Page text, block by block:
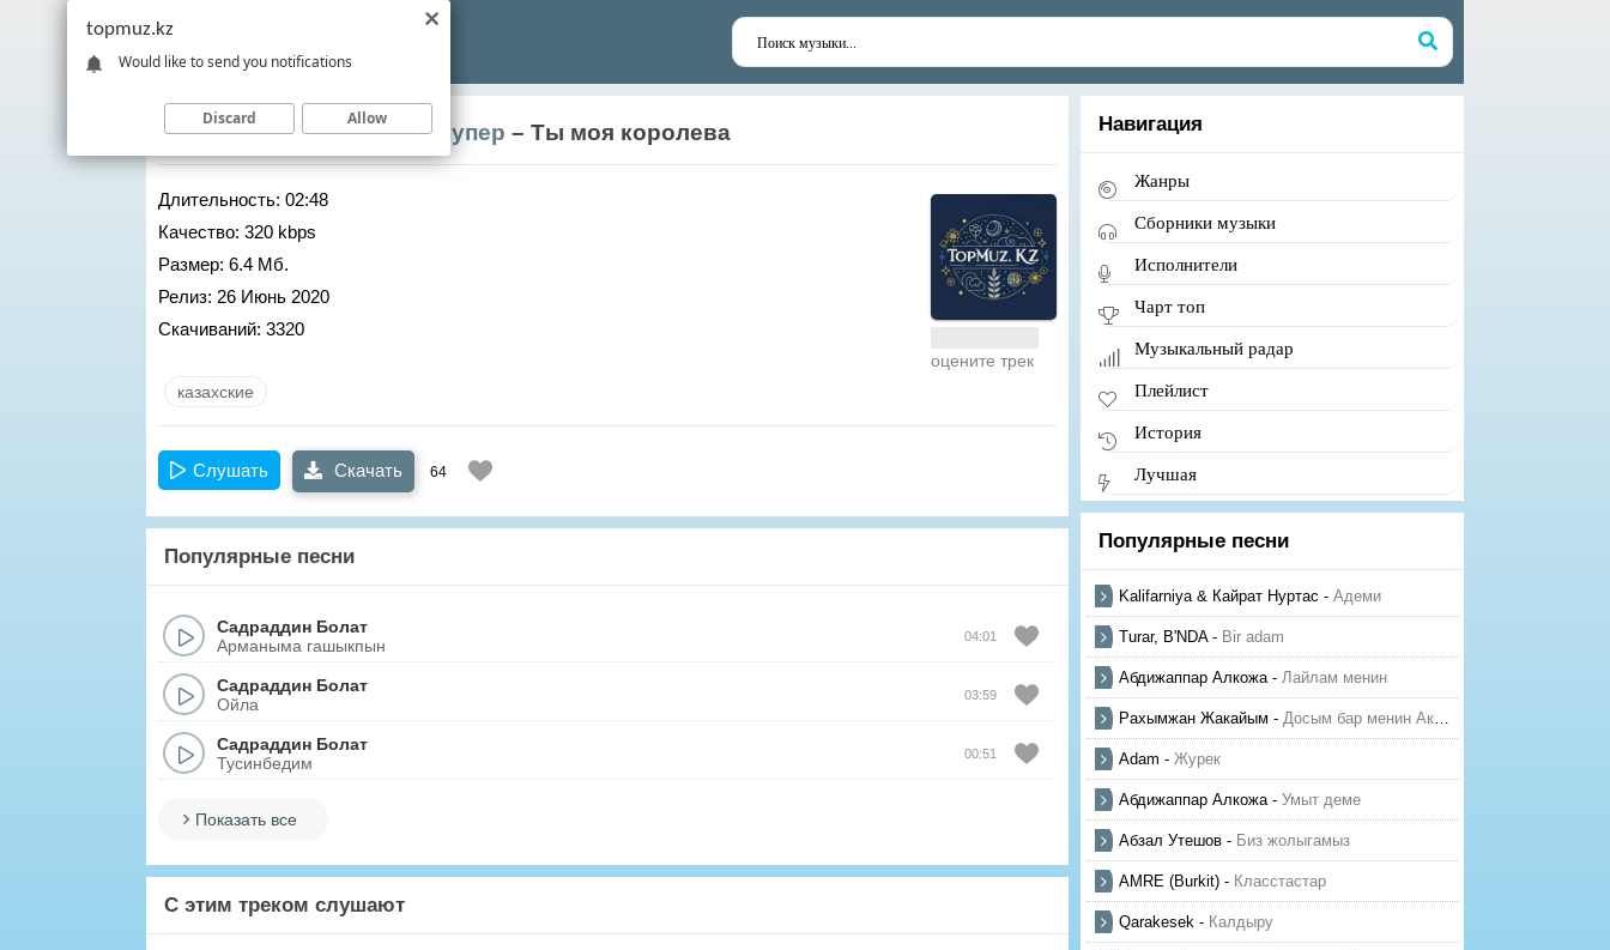
Садраддин Болат,Баха Пупер – Ты моя королева
Длительность: 02:48
Качество: 320 kbps
Размер: 6.4 Мб.
Релиз: 26 Июнь 2020
Скачиваний: 3320
оцените трек
казахские
Слушать Скачать 64
Популярные песни
Садраддин Болат
Арманыма гашыкпын
04:01
Садраддин Болат
Ойла
03:59
Садраддин Болат
Тусинбедим
00:51
Показать все
С этим треком слушают
Навигация
Жанры
Сборники музыки
Исполнители
Чарт топ
Музыкальный радар
Плейлист
История
Лучшая
Популярные песни
Kalifarniya & Кайрат Нуртас - Адеми
Turar, B'NDA- Bir adam
Абдижаппар Алкожа- Лайлам менин
Рахымжан Жакайым - Досым бар менин Актауда
Adam - Журек
Абдижаппар Алкожа- Умыт деме
Абзал Утешов - Биз жолыгамыз
AMRE (Burkit) - Класстастар
Qarakesek - Калдыру
topmuz.kz
Would like to send you notifications
Discard Allow